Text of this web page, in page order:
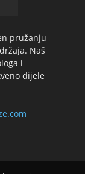
pružanju
Naš
i
dijele